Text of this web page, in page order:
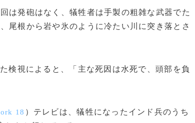
は発砲はなく、犠牲者は手製の粗雑な武器でた
尾根から岩や氷のように冷たい川に突き落とさ
視によると、「主な死因は水死で、頭部を負
18 ）テレビは、犠牲になったインド兵のうち